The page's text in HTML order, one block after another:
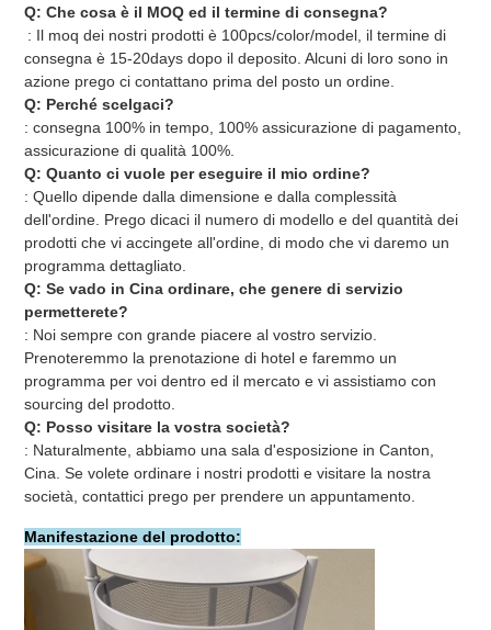
Q: Che cosa è il MOQ ed il termine di consegna?
: Il moq dei nostri prodotti è 100pcs/color/model, il termine di
consegna è 15-20days dopo il deposito. Alcuni di loro sono in
azione prego ci contattano prima del posto un ordine.
Q: Perché scelgaci?
: consegna 100% in tempo, 100% assicurazione di pagamento,
assicurazione di qualità 100%.
Q: Quanto ci vuole per eseguire il mio ordine?
: Quello dipende dalla dimensione e dalla complessità
dell'ordine. Prego dicaci il numero di modello e del quantità dei
prodotti che vi accingete all'ordine, di modo che vi daremo un
programma dettagliato.
Q: Se vado in Cina ordinare, che genere di servizio
permetterete?
: Noi sempre con grande piacere al vostro servizio.
Prenoteremmo la prenotazione di hotel e faremmo un
programma per voi dentro ed il mercato e vi assistiamo con
sourcing del prodotto.
Q: Posso visitare la vostra società?
: Naturalmente, abbiamo una sala d'esposizione in Canton,
Cina. Se volete ordinare i nostri prodotti e visitare la nostra
società, contattici prego per prendere un appuntamento.
Manifestazione del prodotto: